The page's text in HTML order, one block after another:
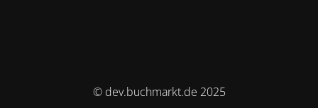
© dev.buchmarkt.de 2025